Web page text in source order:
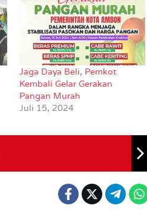
Jaga Daya Beli, Pemkot
Kembali Gelar Gerakan
Pangan Murah
Juli 15, 2024